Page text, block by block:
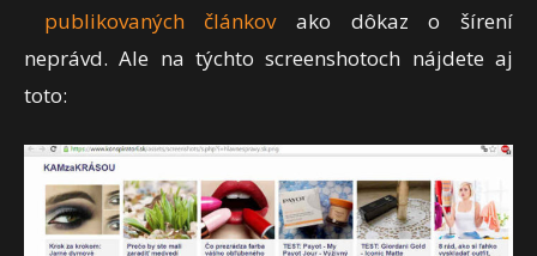
publikovaných článkovako dôkaz o šírení
neprávd. Ale na týchto screenshotoch nájdete aj
toto: